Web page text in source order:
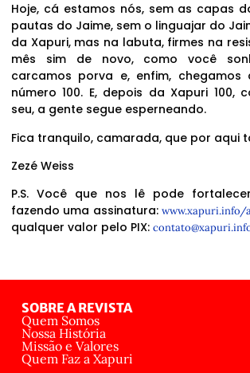
Hoje, cá estamos nós, sem as capas
pautas do Jaime, sem o linguajar do
da Xapuri, mas na labuta, firmes na
mês sim de novo, como você
carcamos porva e, enfim, chegamos
número 100. E, depois da Xapuri 100,
seu, a gente segue esperneando.
Fica tranquilo, camarada, que por aqui
Zezé Weiss
P.S. Você que nos lê pode
fazendo uma assinatura:www.xapuri.info/
qualquer valor pelo PIX:
SOBRE A REVISTA
Quem Somos
Nossa História
Missão e Valores
Quem Faz a Xapuri